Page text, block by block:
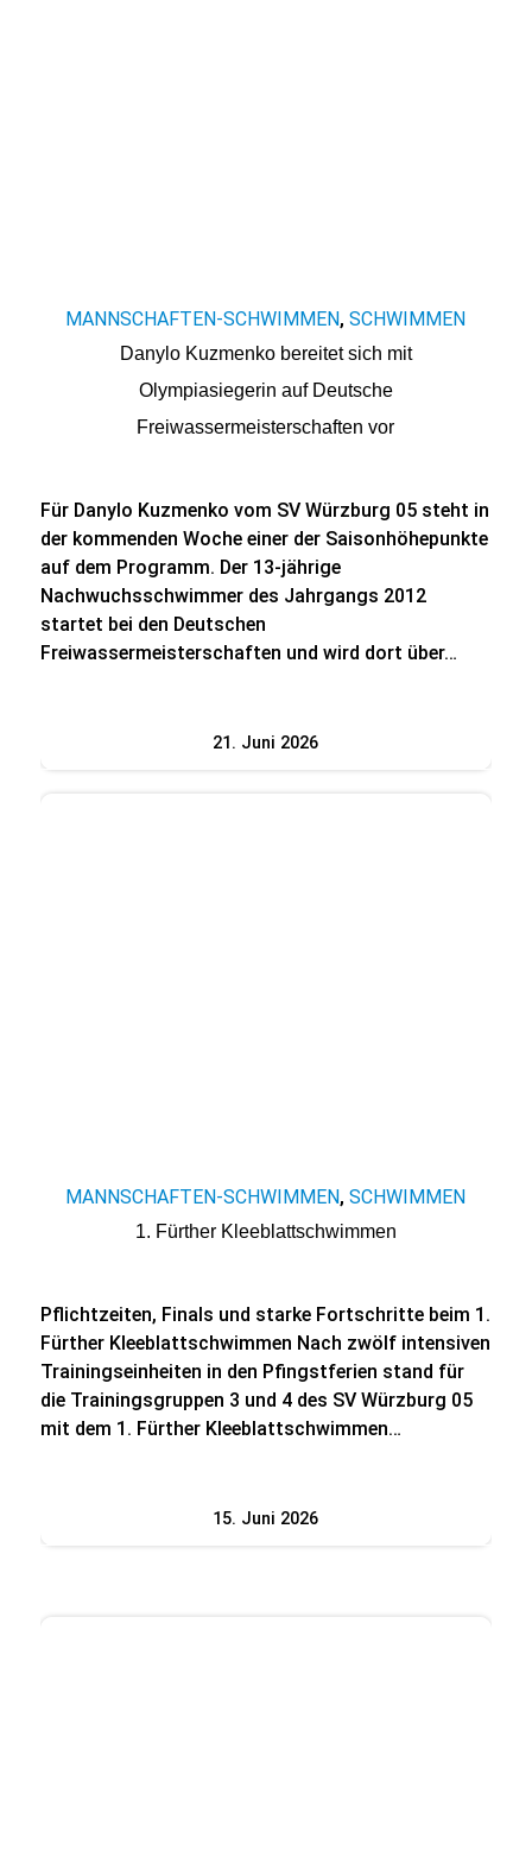
MANNSCHAFTEN-SCHWIMMEN,SCHWIMMEN
Danylo Kuzmenko bereitet sich mit
Olympiasiegerin auf Deutsche
Freiwassermeisterschaften vor
Für Danylo Kuzmenko vom SV Würzburg 05 steht in
der kommenden Woche einer der Saisonhöhepunkte
auf dem Programm. Der 13-jährige
Nachwuchsschwimmer des Jahrgangs 2012
startet bei den Deutschen
Freiwassermeisterschaften und wird dort über…
21. Juni 2026
MANNSCHAFTEN-SCHWIMMEN,SCHWIMMEN
1. Fürther Kleeblattschwimmen
Pflichtzeiten, Finals und starke Fortschritte beim 1.
Fürther Kleeblattschwimmen Nach zwölf intensiven
Trainingseinheiten in den Pfingstferien stand für
die Trainingsgruppen 3 und 4 des SV Würzburg 05
mit dem 1. Fürther Kleeblattschwimmen…
15. Juni 2026